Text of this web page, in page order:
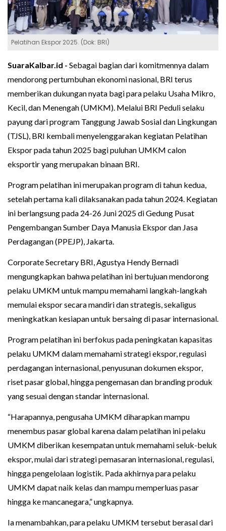
Pelatihan Ekspor 2025. (Dok: BRI)
SuaraKalbar.id - Sebagai bagian dari komitmennya dalam
mendorong pertumbuhan ekonomi nasional, BRI terus
memberikan dukungan nyata bagi para pelaku Usaha Mikro,
Kecil, dan Menengah (UMKM). Melalui BRI Peduli selaku
payung dari program Tanggung Jawab Sosial dan Lingkungan
(TJSL), BRI kembali menyelenggarakan kegiatan Pelatihan
Ekspor pada tahun 2025 bagi puluhan UMKM calon
eksportir yang merupakan binaan BRI.
Program pelatihan ini merupakan program di tahun kedua,
setelah pertama kali dilaksanakan pada tahun 2024. Kegiatan
ini berlangsung pada 24-26 Juni 2025 di Gedung Pusat
Pengembangan Sumber Daya Manusia Ekspor dan Jasa
Perdagangan (PPEJP), Jakarta.
Corporate Secretary BRI, Agustya Hendy Bernadi
mengungkapkan bahwa pelatihan ini bertujuan mendorong
pelaku UMKM untuk mampu memahami langkah-langkah
memulai ekspor secara mandiri dan strategis, sekaligus
meningkatkan kesiapan untuk bersaing di pasar internasional.
Program pelatihan ini berfokus pada peningkatan kapasitas
pelaku UMKM dalam memahami strategi ekspor, regulasi
perdagangan internasional, penyusunan dokumen ekspor,
riset pasar global, hingga pengemasan dan branding produk
yang sesuai dengan standar internasional.
“Harapannya, pengusaha UMKM diharapkan mampu
menembus pasar global karena dalam pelatihan ini pelaku
UMKM diberikan kesempatan untuk memahami seluk-beluk
ekspor, mulai dari strategi pemasaran internasional, regulasi,
hingga pengelolaan logistik. Pada akhirnya para pelaku
UMKM dapat naik kelas dan mampu memperluas pasar
hingga ke mancanegara,” ungkapnya.
Ia menambahkan, para pelaku UMKM tersebut berasal dari